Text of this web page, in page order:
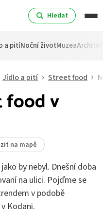
Hledat
a pitíNoční životMuzea
Jídlo a pití Street food
food v
na mapě
by nebyl. Dnešní doba
na ulici. Pojďme se
v podobě
Kodani.